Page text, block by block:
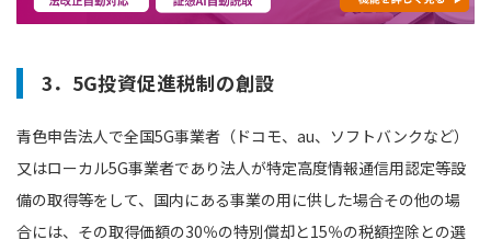
3．5G投資促進税制の創設
青色申告法人で全国5G事業者（ドコモ、au、ソフトバンクなど）
又はローカル5G事業者であり法人が特定高度情報通信用認定等設
備の取得等をして、国内にある事業の用に供した場合その他の場
合には、その取得価額の30％の特別償却と15％の税額控除との選